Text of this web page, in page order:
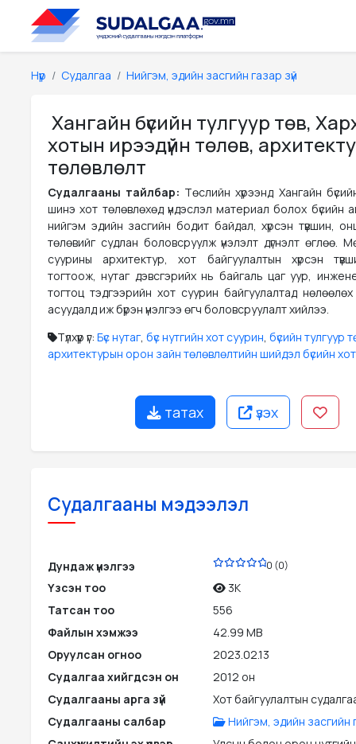
Нүүр Судалгаа Нийгэм, эдийн засгийн газар зүй
Хангайн бүсийн тулгуур төв,
хотын ирээдүйн төлөв,
төлөвлөлт
Судалгааны тайлбар: Төслийн хүрээнд Хангайн
шинэ хот төлөвлөхөд үндэслэл материал болох бүсийн
нийгэм эдийн засгийн бодит байдал, хүрсэн түвшин,
төлөвийг судлан боловсруулж үнэлэлт дүгнэлт өглөө.
суурины архитектур, хот байгуулалтын хүрсэн
тогтоож, нутаг дэвсгэрийх нь байгаль цаг уур,
тогтоц тэдгээрийн хот суурин байгуулалтад нөлөөлөх
асуудалд иж бүрэн үнэлгээ өгч боловсруулалт хийлээ.
Түлхүүр үг: Бүс нутаг, бүс нутгийн хот суурин, бүсийн тулгуур
архитектурын орон зайн төлөвлөлтийн шийдэл бүсийн
татах үзэх
Судалгааны мэдээлэл
Дундаж үнэлгээ 0 (0)
Үзсэн тоо
3K
Татсан тоо
556
Файлын хэмжээ
42.99 MB
Оруулсан огноо
2023.02.13
Судалгаа хийгдсэн он
2012 он
Судалгааны арга зүй
Хот байгуулалтын
Судалгааны салбар
Нийгэм, эдийн засгийн